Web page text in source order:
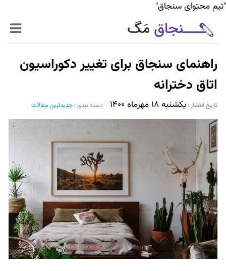
"تیم محتوای سنجاق"
زنده‌تر
سیر تا پیاز خدمات
World Mag
بازار آنلاین سنجاق
راهنمای سنجاق برای تغییر دکوراسیون
اتاق دخترانه
تاریخ انتشار :‌ یکشنبه ۱۸ مهرماه ۱۴۰۰ - دسته بندی : جدیدترین مقالات